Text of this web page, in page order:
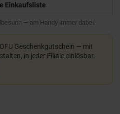
Einkaufsliste
— am Handy immer dabei.
Geschenkgutschein — mit
in jeder Filiale einlösbar.